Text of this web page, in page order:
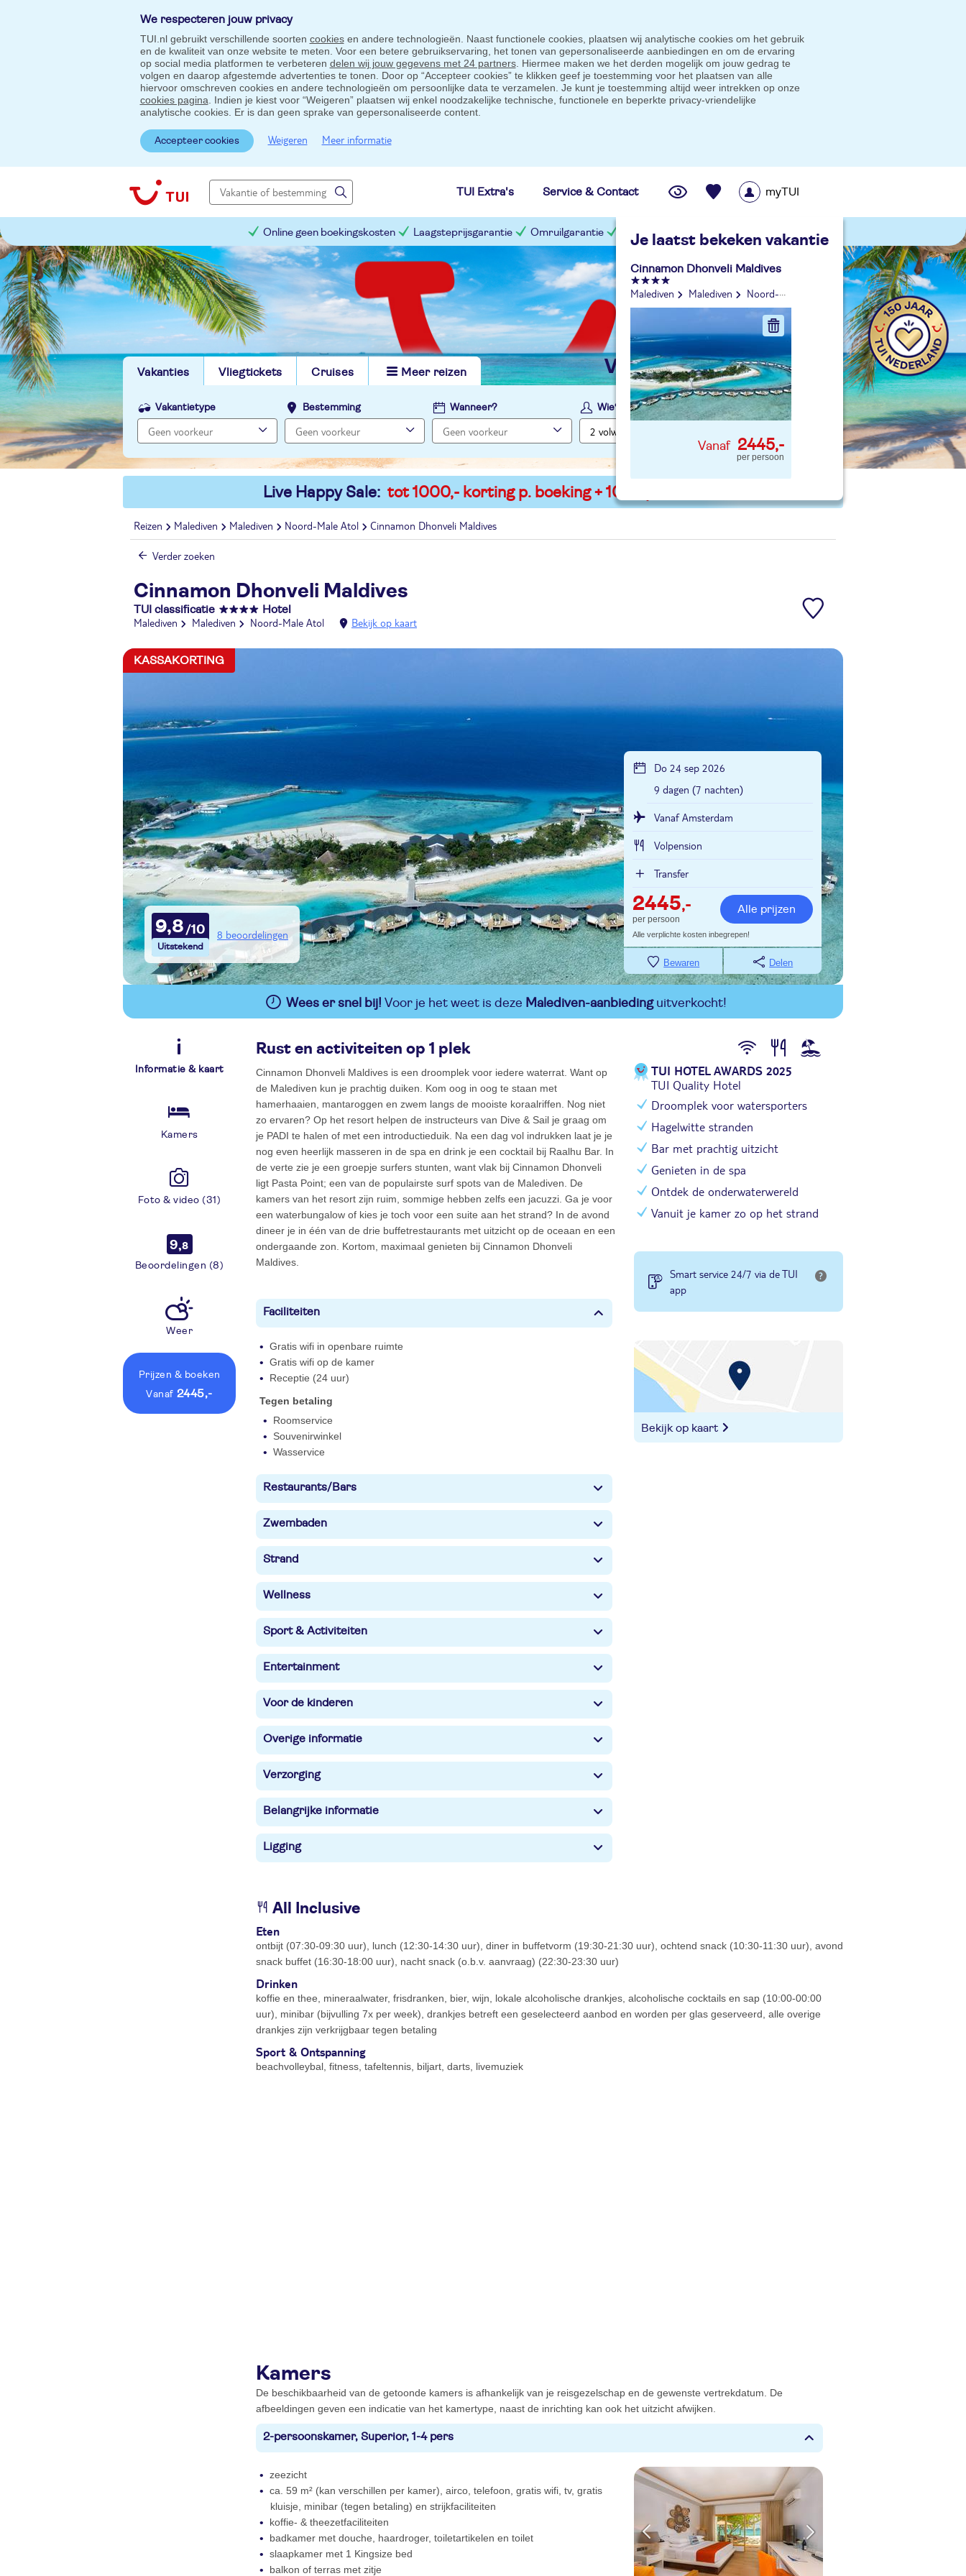
We respecteren jouw privacy
TUI.nl gebruikt verschillende soorten cookiesen andere technologieën. Naast functionele cookies, plaatsen wij analytische cookies om het gebruik
en de kwaliteit van onze website te meten. Voor een betere gebruikservaring, het tonen van gepersonaliseerde aanbiedingen en om de ervaring
op social media platformen te verbeteren delen wij jouw gegevens met 24 partners. Hiermee maken we het derden mogelijk om jouw gedrag te
volgen en daarop afgestemde advertenties te tonen. Door op “Accepteer cookies” te klikken geef je toestemming voor het plaatsen van alle
hiervoor omschreven cookies en andere technologieën om persoonlijke data te verzamelen. Je kunt je toestemming altijd weer intrekken op onze
cookies pagina . Indien je kiest voor “Weigeren” plaatsen wij enkel noodzakelijke technische, functionele en beperkte privacy-vriendelijke
analytische cookies. Er is dan geen sprake van gepersonaliseerde content.
Accepteer cookies Weigeren Meer informatie
TUI Extra's Service & Contact
Je laatst bekeken vakantie
Cinnamon Dhonveli Maldives
Malediven Malediven Noord-Male Atol
2445,-
per persoon
myTUI
Online geen boekingskosten Laagsteprijsgarantie Omruilgarantie Slimme prijsgarantie
Vakanties Vliegtickets Cruises Meer reizen vind jouw ideale vakantie
Vakantietype Bestemming Wanneer? Wie?
Live Happy Sale: tot 1000,- korting p. boeking + 100,- p. kind
Reizen Malediven Malediven Noord-Male Atol Cinnamon Dhonveli Maldives
Verder zoeken
Cinnamon Dhonveli Maldives
TUI classificatie Hotel
Malediven Malediven Noord-Male Atol Bekijk op kaart
9,8 8 beoordelingen
KASSAKORTING
Do 24 sep 2026
9 dagen (7 nachten)
Vanaf Amsterdam
Volpension
Transfer
2445,-
per persoon
Alle prijzen
Alle verplichte kosten inbegrepen!
Bewaren Delen
Wees er snel bij! Voor je het weet is deze Malediven-aanbiedinguitverkocht!
Informatie & kaart
Kamers
Foto & video (31)
9,8
Beoordelingen (8)
Weer
Prijzen & boeken
vanaf 2445,-
Rust en activiteiten op 1 plek
Cinnamon Dhonveli Maldives is een droomplek voor iedere waterrat. Want op
de Malediven kun je prachtig duiken. Kom oog in oog te staan met
hamerhaaien, mantaroggen en zwem langs de mooiste koraalriffen. Nog niet
zo ervaren? Op het resort helpen de instructeurs van Dive & Sail je graag om
je PADI te halen of met een introductieduik. Na een dag vol indrukken laat je je
nog even heerlijk masseren in de spa en drink je een cocktail bij Raalhu Bar. In
de verte zie je een groepje surfers stunten, want vlak bij Cinnamon Dhonveli
ligt Pasta Point; een van de populairste surf spots van de Malediven. De
kamers van het resort zijn ruim, sommige hebben zelfs een jacuzzi. Ga je voor
een waterbungalow of kies je toch voor een suite aan het strand? In de avond
dineer je in één van de drie buffetrestaurants met uitzicht op de oceaan en een
ondergaande zon. Kortom, maximaal genieten bij Cinnamon Dhonveli
Maldives.
Faciliteiten
Gratis wifi in openbare ruimte
Gratis wifi op de kamer
Receptie (24 uur)
Tegen betaling
Roomservice
Souvenirwinkel
Wasservice
Restaurants/Bars
Zwembaden
Strand
Wellness
Sport & Activiteiten
Entertainment
Voor de kinderen
Overige informatie
Verzorging
Belangrijke informatie
Ligging
TUI HOTEL AWARDS 2025
TUI Quality Hotel
Droomplek voor watersporters
Hagelwitte stranden
Bar met prachtig uitzicht
Genieten in de spa
Ontdek de onderwaterwereld
Vanuit je kamer zo op het strand
Smart service 24/7 via de TUI
app
Bekijk op kaart
All Inclusive
Eten
ontbijt (07:30-09:30 uur), lunch (12:30-14:30 uur), diner in buffetvorm (19:30-21:30 uur), ochtend snack (10:30-11:30 uur), avond
snack buffet (16:30-18:00 uur), nacht snack (o.b.v. aanvraag) (22:30-23:30 uur)
Drinken
koffie en thee, mineraalwater, frisdranken, bier, wijn, lokale alcoholische drankjes, alcoholische cocktails en sap (10:00-00:00
uur), minibar (bijvulling 7x per week), drankjes betreft een geselecteerd aanbod en worden per glas geserveerd, alle overige
drankjes zijn verkrijgbaar tegen betaling
Sport & Ontspanning
beachvolleybal, fitness, tafeltennis, biljart, darts, livemuziek
Kamers
De beschikbaarheid van de getoonde kamers is afhankelijk van je reisgezelschap en de gewenste vertrekdatum. De
afbeeldingen geven een indicatie van het kamertype, naast de inrichting kan ook het uitzicht afwijken.
2-persoonskamer, Superior, 1-4 pers
zeezicht
ca. 59 m² (kan verschillen per kamer), airco, telefoon, gratis wifi, tv, gratis
kluisje, minibar (tegen betaling) en strijkfaciliteiten
koffie- & theezetfaciliteiten
badkamer met douche, haardroger, toiletartikelen en toilet
slaapkamer met 1 Kingsize bed
balkon of terras met zitje